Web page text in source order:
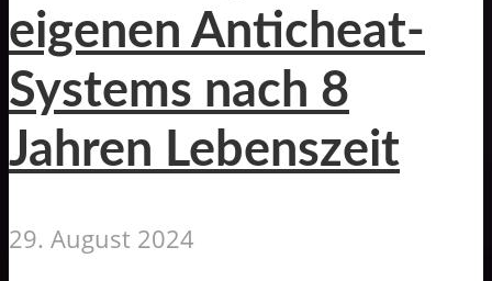
eigenen Anticheat-
Systems nach 8
Jahren Lebenszeit
29. August 2024